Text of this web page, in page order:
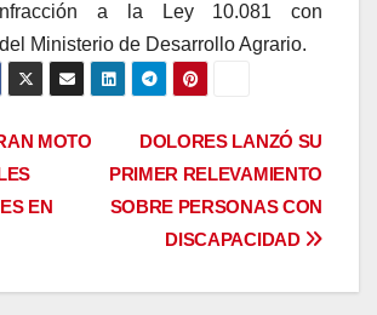
a la Ley 10.081 con
Ministerio de Desarrollo Agrario.
DOLORES LANZÓ SU
PRIMER RELEVAMIENTO
SOBRE PERSONAS CON
DISCAPACIDAD
MOTO
EN